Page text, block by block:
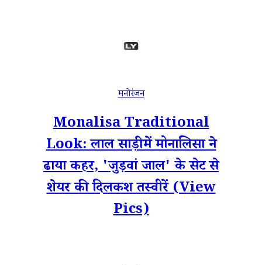
मनोरंजन
Monalisa Traditional
Look: लाल साड़ी में मोनालिसा ने
ढाया कहर, 'जुड़वां जाल' के सेट से
शेयर की दिलकश तस्वीरें (View
Pics)